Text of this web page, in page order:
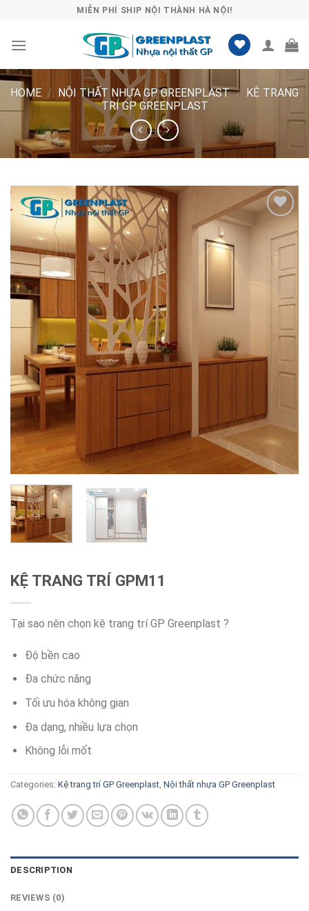
content
MIỄN PHÍ SHIP NỘI THÀNH HÀ NỘI!
HOME / NỘI THẤT NHỰA GP GREENPLAST / KỆ TRANG
TRÍ GP GREENPLAST
vào
sách
KỆ TRANG TRÍ GPM11
Tại sao nên chọn kệ trang trí GP Greenplast ?
Độ bền cao
Đa chức năng
Tối ưu hóa không gian
Đa dạng, nhiều lựa chọn
Không lỗi mốt
Categories: Kệ trang trí GP Greenplast Nội thất nhựa GP Greenplast
DESCRIPTION
REVIEWS (0)